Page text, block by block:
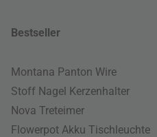
Bestseller
Montana Panton Wire
Stoff Nagel Kerzenhalter
Nova Treteimer
Flowerpot Akku Tischleuchte